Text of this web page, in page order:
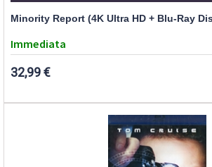
Minority Report (4K Ultra HD + Blu-Ray
Immediata
32,99 €